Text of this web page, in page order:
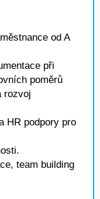
od A
při
poměrů
rozvoj
HR podpory pro
team building